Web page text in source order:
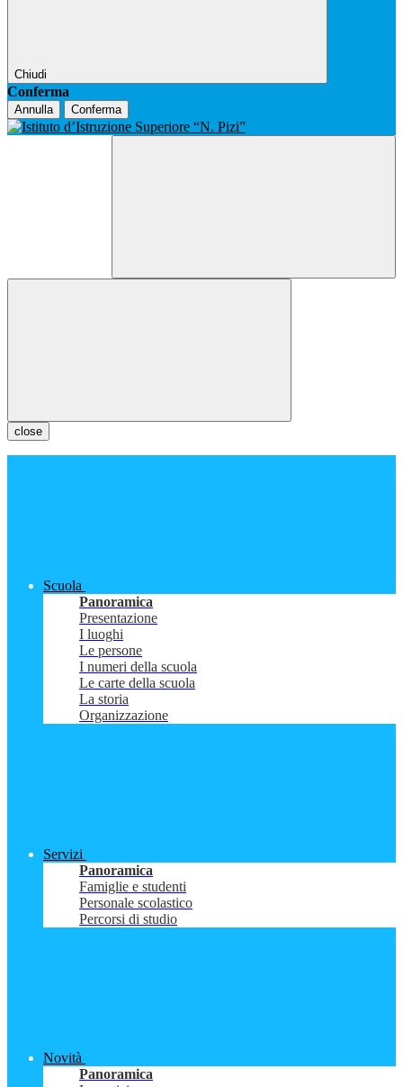
Chiudi
Conferma
Annulla Conferma
close
Scuola
Panoramica
Presentazione
I luoghi
Le persone
I numeri della scuola
Le carte della scuola
La storia
Organizzazione
Servizi
Panoramica
Famiglie e studenti
Personale scolastico
Percorsi di studio
Novità
Panoramica